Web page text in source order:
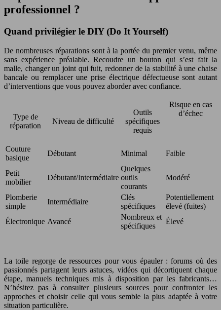
professionnel ?
Quand privilégier le DIY (Do It Yourself)
De nombreuses réparations sont à la portée du premier venu, même
sans expérience préalable. Recoudre un bouton qui s’est fait la
malle, changer un joint qui fuit, redonner de la stabilité à une chaise
bancale ou remplacer une prise électrique défectueuse sont autant
d’interventions que vous pouvez aborder avec confiance.
Type de
réparation
Niveau de difficulté
Outils
spécifiques
requis
Risque en cas
d’échec
Couture
basique
Débutant Minimal Faible
Petit
mobilier
Débutant/Intermédiaire
Quelques
outils
courants
Modéré
Plomberie
simple
Intermédiaire
Clés
spécifiques
Potentiellement
élevé (fuites)
Électronique Avancé
Nombreux et
spécifiques
Élevé
La toile regorge de ressources pour vous épauler : forums où des
passionnés partagent leurs astuces, vidéos qui décortiquent chaque
étape, manuels techniques mis à disposition par les fabricants…
N’hésitez pas à consulter plusieurs sources pour confronter les
approches et choisir celle qui vous semble la plus adaptée à votre
situation particulière.